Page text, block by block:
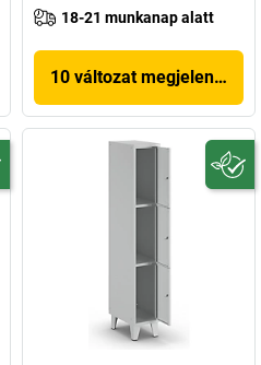
18-21 munkanap alatt
10 változat megjelenítése